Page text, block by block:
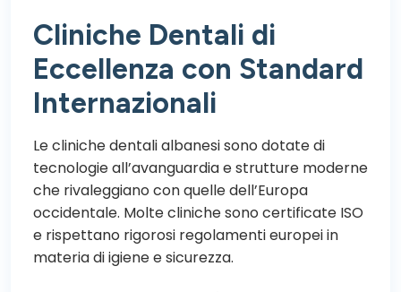
Cliniche Dentali di
Eccellenza con Standard
Internazionali
Le cliniche dentali albanesi sono dotate di
tecnologie all’avanguardia e strutture moderne
che rivaleggiano con quelle dell’Europa
occidentale. Molte cliniche sono certificate ISO
e rispettano rigorosi regolamenti europei in
materia di igiene e sicurezza.